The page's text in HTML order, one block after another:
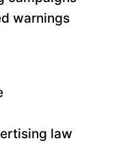
warnings
law